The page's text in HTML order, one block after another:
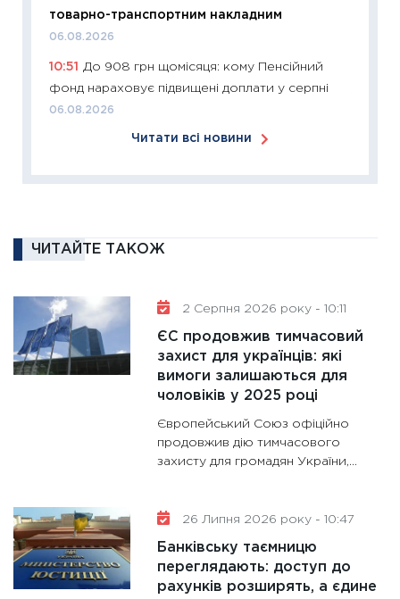
товарно-транспортним накладним
06.08.2026
10:51
До 908 грн щомісяця: кому Пенсійний
фонд нараховує підвищені доплати у серпні
06.08.2026
Читати всі новини
ЧИТАЙТЕ ТАКОЖ
2 Серпня 2026 року - 10:11
ЄС продовжив тимчасовий
захист для українців: які
вимоги залишаються для
чоловіків у 2025 році
Європейський Союз офіційно
продовжив дію тимчасового
захисту для громадян України,...
26 Липня 2026 року - 10:47
Банківську таємницю
переглядають: доступ до
рахунків розширять, а єдине